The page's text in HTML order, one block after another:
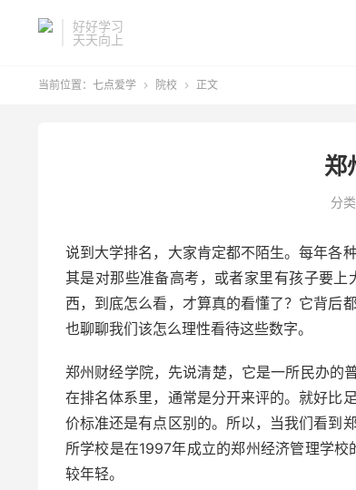
好好学习
天天向上
当前位置： 七点爱学  院校  正文
郑
分类
说到大学排名，大家肯定都不陌生。每年各
其是对那些准备高考，或者家里有孩子要
西，到底怎么看，才算真的看懂了？它背后
也聊聊我们该怎么理性看待这些数字。
郑州财经学院，先说清楚，它是一所民办的
在排名体系里，通常是分开来评的。就好比
价标准还是有点区别的。所以，当我们看到
所学校是在1997年成立的郑州经济管理学
较年轻。